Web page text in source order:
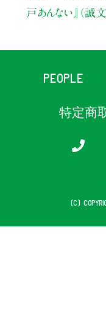
戸あんない』（誠
PEOPLE
特定商
(c)